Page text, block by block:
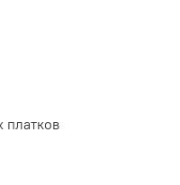
платков